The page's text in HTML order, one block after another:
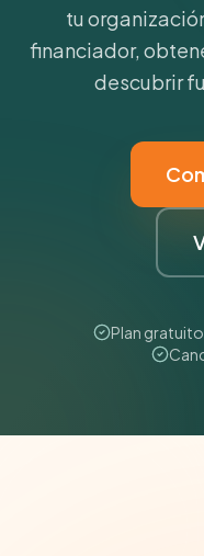
tu
financiador,
descubrir
Plan